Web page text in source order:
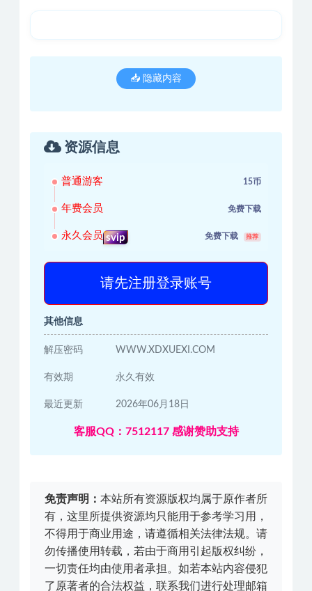
📥 隐藏内容
资源信息
普通游客 15币
年费会员 免费下载
永久会员 svip 免费下载 推荐
请先注册登录账号
其他信息
解压密码 WWW.XDXUEXI.COM
有效期 永久有效
最近更新 2026年06月18日
客服QQ：7512117 感谢赞助支持
免责声明： 本站所有资源版权均属于原作者所
有，这里所提供资源均只能用于参考学习用，
不得用于商业用途，请遵循相关法律法规。请
勿传播使用转载，若由于商用引起版权纠纷，
一切责任均由使用者承担。如若本站内容侵犯
了原著者的合法权益，联系我们进行处理邮箱